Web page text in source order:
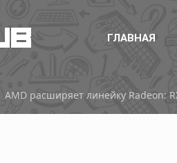
ГЛАВНАЯ
Китай наступает: новые